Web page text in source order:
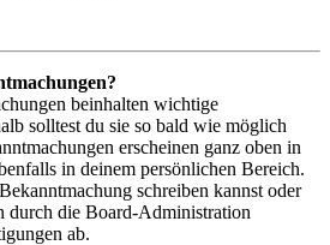
beinhalten wichtige
solltest du sie so bald wie möglich
erscheinen ganz oben in
in deinem persönlichen Bereich.
schreiben kannst oder
durch die Board-Administration
ab.